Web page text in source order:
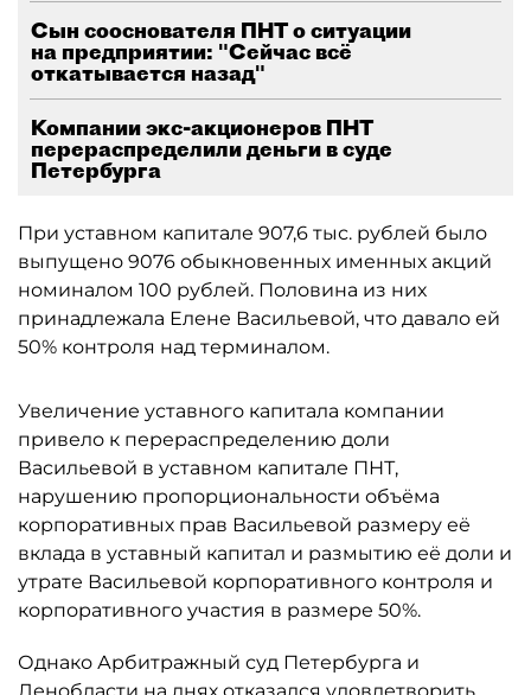
Сын сооснователя ПНТ о ситуации
на предприятии: "Сейчас всё
откатывается назад"
Компании экс-акционеров ПНТ
перераспределили деньги в суде
Петербурга
При уставном капитале 907,6 тыс. рублей было
выпущено 9076 обыкновенных именных акций
номиналом 100 рублей. Половина из них
принадлежала Елене Васильевой, что давало ей
50% контроля над терминалом.
Увеличение уставного капитала компании
привело к перераспределению доли
Васильевой в уставном капитале ПНТ,
нарушению пропорциональности объёма
корпоративных прав Васильевой размеру её
вклада в уставный капитал и размытию её доли и
утрате Васильевой корпоративного контроля и
корпоративного участия в размере 50%.
Однако Арбитражный суд Петербурга и